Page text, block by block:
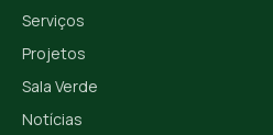
Serviços
Projetos
Sala Verde
Notícias